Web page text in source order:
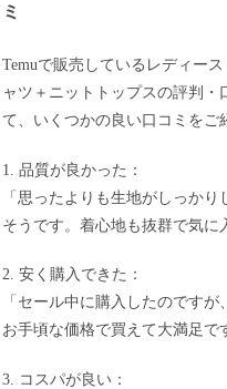
ミ
Temuで販売しているレディー
ャツ＋ニットトップスの評判・
て、いくつかの良い口コミをご
1. 品質が良かった：
「思ったよりも生地がしっかり
そうです。着心地も抜群で気に
2. 安く購入できた：
「セール中に購入したのですが
お手頃な価格で買えて大満足で
3. コスパが良い：